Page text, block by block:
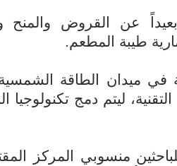
عن القروض والمنح
طيبة المطعم.
ميدان الطاقة الشمسية
ليتم دمج
منسوبي المركز